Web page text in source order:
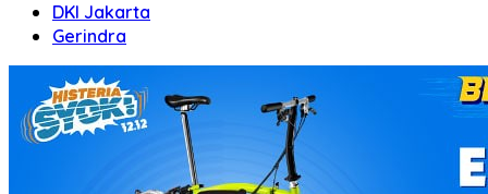
DKI Jakarta
Gerindra